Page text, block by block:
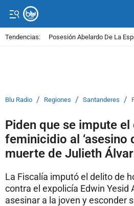
Tendencias: Posesión Abelardo De La
Blu Radio / Regiones / Santanderes /
Piden que se impute
feminicidio al ‘asesino
muerte de Julieth
La Fiscalía imputó el delito de
contra el expolicía Edwin Yesid
asesinar a la joven y esconder